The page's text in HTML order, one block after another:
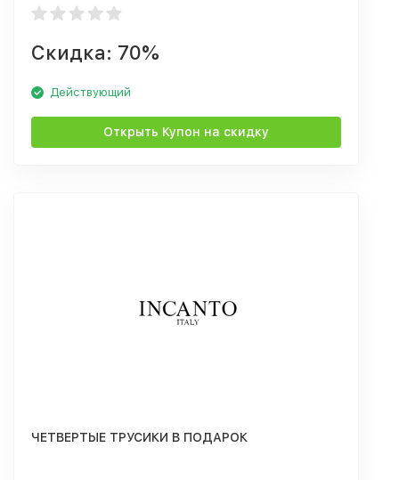
Скидка: 70%
Действующий
Открыть Купон на скидку
ЧЕТВЕРТЫЕ ТРУСИКИ В ПОДАРОК